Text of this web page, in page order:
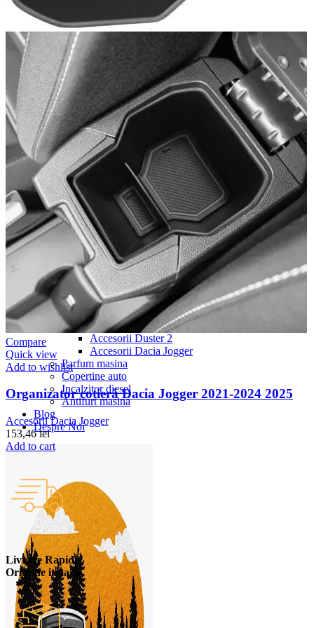
Navigație Mercedes W204
Navigație Mercedes W211
Navigație Mercedes Sprinter
Passat
Navigație Passat B5
Navigație Passat B5 5
Navigație Passat B6
Navigație Passat B7
Navigație Passat B8
Navigație Passat CC
Skoda
Navigație Skoda Fabia 1
Navigație Skoda Fabia 2
Navigație Skoda Octavia 1
Navigație Skoda Octavia 2
Navigație Skoda Octavia 3
Navigație Skoda Rapid
Navigație Skoda Superb 1
Navigație Skoda Superb 2
Navigație Toyota Avensis T25
Portbagaj Plafon Auto
Sub 350 Litri
Peste 350 Litri
Peste 450 litri
Accesorii auto masina
Accesorii Dacia Duster 3
Accesorii Duster 2
Accesorii Dacia Jogger
Parfum masina
Copertine auto
Incalzitor diesel
Antifurt masina
Blog
Despre Noi
Compare
Quick view
Add to wishlist
Organizator cotieră Dacia Jogger 2021-2024 2025
Accesorii Dacia Jogger
153,46lei
Add to cart
Livrare Rapida
Oriunde in tara